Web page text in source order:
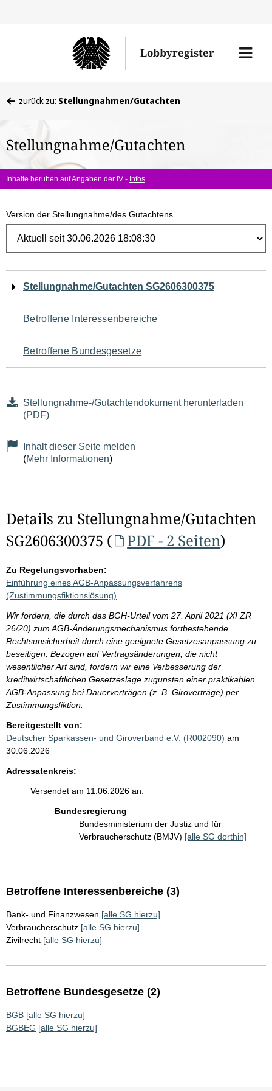
Lobbyregister
Menü
befinden
hier:
zurück zu: Stellungnahmen/Gutachten
Stellungnahme/Gutachten
Inhalte beruhen auf Angaben der IV - Infos
Version der Stellungnahme/des Gutachtens
Navigation
für
den
Seiteninhalt
Stellungnahme/Gutachten SG2606300375
Betroffene Interessenbereiche
Betroffene Bundesgesetze
Stellungnahme-/Gutachtendokument herunterladen
(PDF)
Inhalt dieser Seite melden
(Mehr Informationen)
Details zu Stellungnahme/Gutachten
SG2606300375 (
PDF - 2 Seiten)
Zu Regelungsvorhaben:
Einführung eines AGB-Anpassungsverfahrens
(Zustimmungsfiktionslösung)
Wir fordern, die durch das BGH-Urteil vom 27. April 2021 (XI ZR
26/20) zum AGB-Änderungsmechanismus fortbestehende
Rechtsunsicherheit durch eine geeignete Gesetzesanpassung zu
beseitigen. Bezogen auf Vertragsänderungen, die nicht
wesentlicher Art sind, fordern wir eine Verbesserung der
kreditwirtschaftlichen Gesetzeslage zugunsten einer praktikablen
AGB-Anpassung bei Dauerverträgen (z. B. Giroverträge) per
Zustimmungsfiktion.
Bereitgestellt von:
Deutscher Sparkassen- und Giroverband e.V. (R002090) am
30.06.2026
Adressatenkreis:
Versendet am 11.06.2026 an:
Bundesregierung
Bundesministerium der Justiz und für
Verbraucherschutz (BMJV) [alle SG dorthin]
Betroffene Interessenbereiche (3)
Bank- und Finanzwesen [alle SG hierzu]
Verbraucherschutz [alle SG hierzu]
Zivilrecht [alle SG hierzu]
Betroffene Bundesgesetze (2)
BGB [alle SG hierzu]
BGBEG [alle SG hierzu]